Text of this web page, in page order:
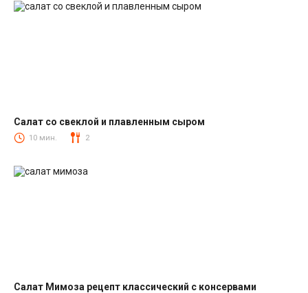
Салаты со свеклой
Салат со свеклой и плавленным сыром
10 мин. 2
Салат Мимоза рецепт классический с консервами